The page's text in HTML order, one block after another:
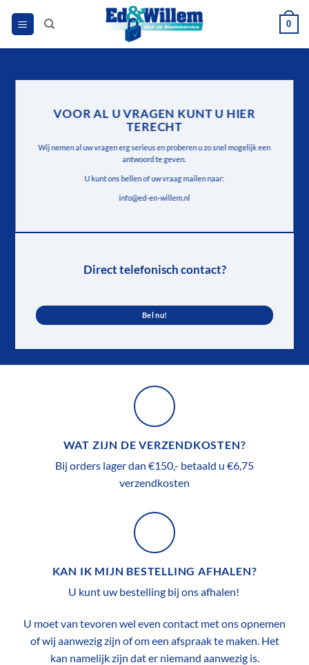
naar
0
VOOR AL U VRAGEN KUNT U HIER
TERECHT
Wij nemen al uw vragen erg serieus en proberen u zo snel mogelijk een
antwoord te geven.
U kunt ons bellen of uw vraag mailen naar:
info@ed-en-willem.nl
Direct telefonisch contact?
Bel nu!
WAT ZIJN DE VERZENDKOSTEN?
Bij orders lager dan €150,- betaald u €6,75
verzendkosten
KAN IK MIJN BESTELLING AFHALEN?
U kunt uw bestelling bij ons afhalen!
U moet van tevoren wel even contact met ons opnemen
of wij aanwezig zijn of om een afspraak te maken. Het
kan namelijk zijn dat er niemand aanwezig is.